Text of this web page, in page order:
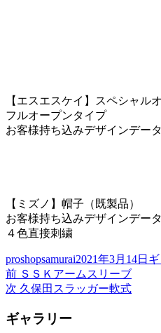
【エスエスケイ】スペシャル
フルオープンタイプ
お客様持ち込みデザインデー
【ミズノ】帽子（既製品）
お客様持ち込みデザインデー
４色直接刺繍
投
稿
者
proshopsamurai投
稿
日:
2021年3月14日 カ
投
稿
ナ
前 前
の
稿:
ＳＳＫアームスリーブ
次 次
投
久保田スラッガー軟式
ギャラリー